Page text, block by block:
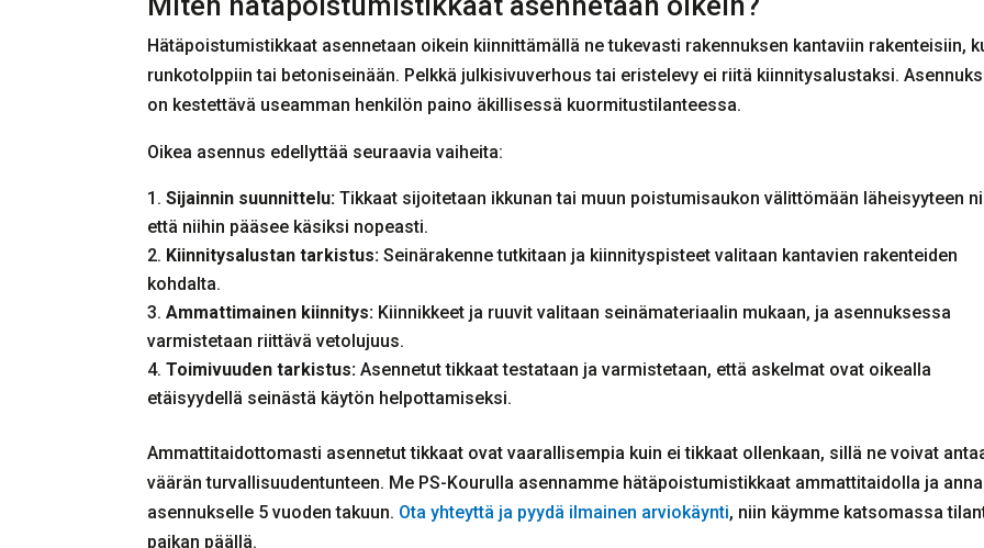
Hätäpoistumistikkaat asennetaan oikein kiinnittämällä ne tukevasti rakennuksen kantaviin rakenteisiin,
runkotolppiin tai betoniseinään. Pelkkä julkisivuverhous tai eristelevy ei riitä kiinnitysalustaksi.
on kestettävä useamman henkilön paino äkillisessä kuormitustilanteessa.
Oikea asennus edellyttää seuraavia vaiheita:
Sijainnin suunnittelu: Tikkaat sijoitetaan ikkunan tai muun poistumisaukon välittömään läheisyyteen
että niihin pääsee käsiksi nopeasti.
Kiinnitysalustan tarkistus: Seinärakenne tutkitaan ja kiinnityspisteet valitaan kantavien rakenteiden
kohdalta.
Ammattimainen kiinnitys: Kiinnikkeet ja ruuvit valitaan seinämateriaalin mukaan, ja asennuksessa
varmistetaan riittävä vetolujuus.
Toimivuuden tarkistus: Asennetut tikkaat testataan ja varmistetaan, että askelmat ovat oikealla
etäisyydellä seinästä käytön helpottamiseksi.
Ammattitaidottomasti asennetut tikkaat ovat vaarallisempia kuin ei tikkaat ollenkaan, sillä ne voivat
väärän turvallisuudentunteen. Me PS-Kourulla asennamme hätäpoistumistikkaat ammattitaidolla ja
asennukselle 5 vuoden takuun. Ota yhteyttä ja pyydä ilmainen arviokäynti, niin käymme katsomassa
paikan päällä.